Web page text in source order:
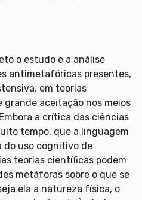
o estudo e a análise
antimetafóricas presentes,
em teorias
grande aceitação nos meios
a crítica das ciências
tempo, que a linguagem
uso cognitivo de
teorias científicas podem
metáforas sobre o que se
ela a natureza física, o